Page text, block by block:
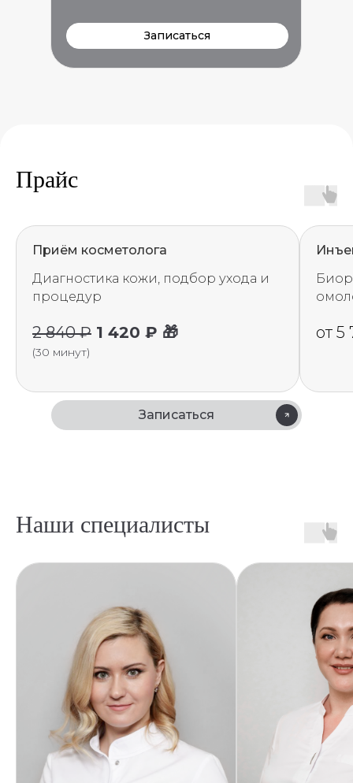
Записаться
Прайс
Приём косметолога
Диагностика кожи, подбор ухода и
процедур
2 840 ₽ 1 420 ₽ 🎁
(30 минут)
от 5
Записаться
Наши специалисты